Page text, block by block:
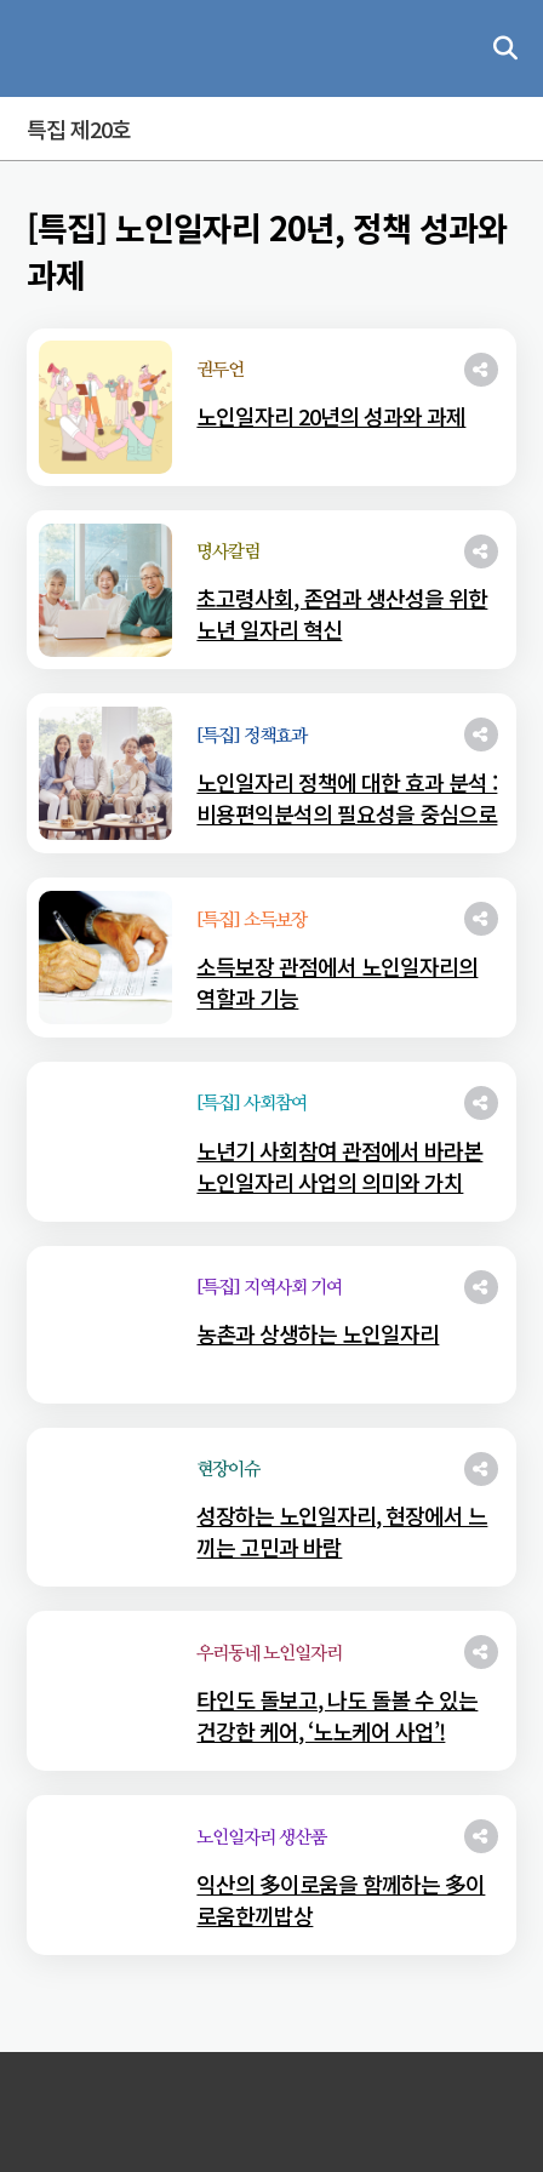
특집 제20호
[특집] 노인일자리 20년, 정책 성과와
과제
권두언
노인일자리 20년의 성과와 과제
명사칼럼
초고령사회, 존엄과 생산성을 위한
노년 일자리 혁신
[특집] 정책효과
노인일자리 정책에 대한 효과 분석 :
비용편익분석의 필요성을 중심으로
[특집] 소득보장
소득보장 관점에서 노인일자리의
역할과 기능
[특집] 사회참여
노년기 사회참여 관점에서 바라본
노인일자리 사업의 의미와 가치
[특집] 지역사회 기여
농촌과 상생하는 노인일자리
현장이슈
성장하는 노인일자리, 현장에서 느
끼는 고민과 바람
우리동네 노인일자리
타인도 돌보고, 나도 돌볼 수 있는
건강한 케어, ‘노노케어 사업’!
노인일자리 생산품
익산의 多이로움을 함께하는 多이
로움한끼밥상